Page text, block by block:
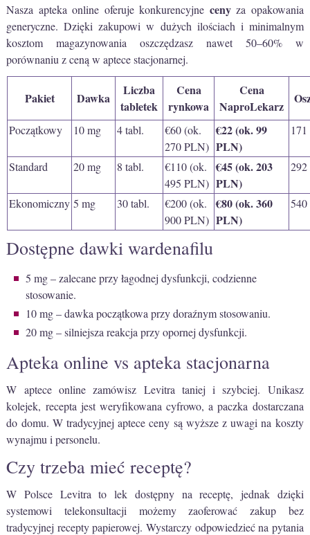
Nasza apteka online oferuje konkurencyjne cenyza opakowania
generyczne. Dzięki zakupowi w dużych ilościach i minimalnym
kosztom magazynowania oszczędzasz nawet 50–60% w
porównaniu z ceną w aptece stacjonarnej.
Pakiet Dawka
Liczba
tabletek
Cena
rynkowa
Cena
NaproLekarz
Początkowy 10 mg 4 tabl.
€60 (ok.
270 PLN)
€22 (ok. 99
PLN)
Standard 20 mg 8 tabl.
€110 (ok.
495 PLN)
€45 (ok. 203
PLN)
Ekonomiczny 5 mg 30 tabl.
€200 (ok.
900 PLN)
€80 (ok. 360
PLN)
Dostępne dawki wardenafilu
5 mg – zalecane przy łagodnej dysfunkcji, codzienne
stosowanie.
10 mg – dawka początkowa przy doraźnym stosowaniu.
20 mg – silniejsza reakcja przy opornej dysfunkcji.
Apteka online vs apteka stacjonarna
W aptece online zamówisz Levitra taniej i szybciej. Unikasz
kolejek, recepta jest weryfikowana cyfrowo, a paczka dostarczana
do domu. W tradycyjnej aptece ceny są wyższe z uwagi na koszty
wynajmu i personelu.
Czy trzeba mieć receptę?
W Polsce Levitra to lek dostępny na receptę, jednak dzięki
systemowi telekonsultacji możemy zaoferować zakup bez
tradycyjnej recepty papierowej. Wystarczy odpowiedzieć na pytania